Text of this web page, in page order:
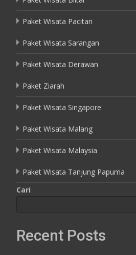
Paket Wisata Pacitan
Paket Wisata Sarangan
Paket Wisata Derawan
Paket Ziarah
Paket Wisata Singapore
Paket Wisata Malang
Paket Wisata Malaysia
Paket Wisata Tanjung Papuma
Cari
Recent Posts